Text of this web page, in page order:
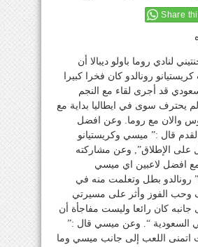
Share
لنادي روما باولو ديبالا أن
رونالدو كان فخرا كبيرا
قد أجرى لقاء مع النجم
لم يحترف سوى في ايطاليا بداية مع
والان مع روما. وعن افضل
قال :” ميسي وكريستيانو
على الإطلاق”, وعن مشاركته
افضل لاعبين اي ميسي
رونالدو بطل وتعلمت منه في
وحب الفوز وأثر على مسيرتي
جانبه كان رائعا وليست مفاجأة أن
السعودية “. وعن ميسي قال :”
اتمنى اللعب إلى جانب ميسي وما